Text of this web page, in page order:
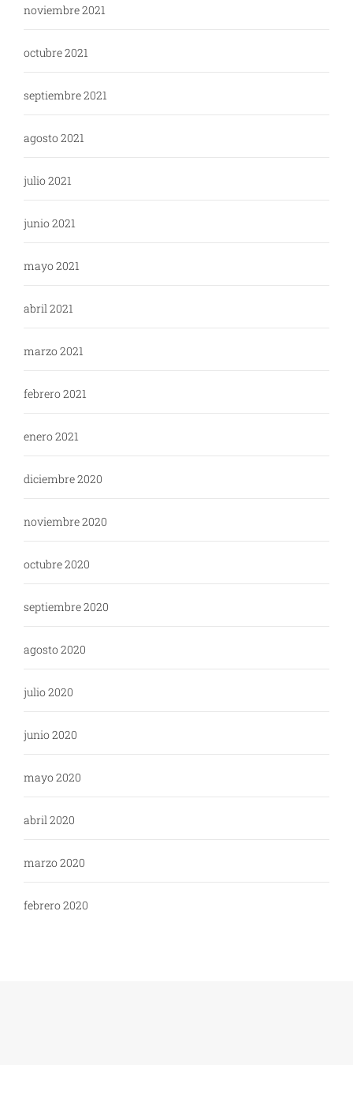
noviembre 2021
octubre 2021
septiembre 2021
agosto 2021
julio 2021
junio 2021
mayo 2021
abril 2021
marzo 2021
febrero 2021
enero 2021
diciembre 2020
noviembre 2020
octubre 2020
septiembre 2020
agosto 2020
julio 2020
junio 2020
mayo 2020
abril 2020
marzo 2020
febrero 2020